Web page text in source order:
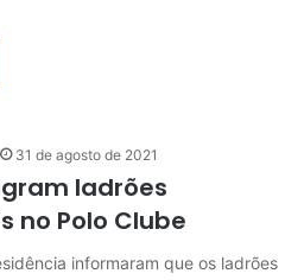
31 de agosto de 2021
ladrões
no Polo Clube
informaram que os ladrões